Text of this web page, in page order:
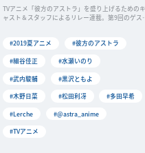
TVアニメ「彼方のアストラ」を盛り上げるためのキ
ャスト＆スタッフによるリレー連載。第9回のゲス
#2019夏アニメ
#彼方のアストラ
#細谷佳正
#水瀬いのり
#武内駿輔
#黒沢ともよ
#木野日菜
#松田利冴
#多田早希
#Lerche
#@astra_anime
#TVアニメ